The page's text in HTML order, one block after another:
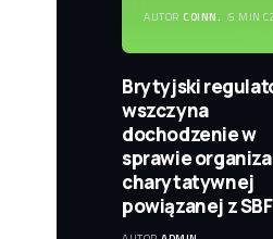
AUTOR COINN. 5 MIN
Brytyjski
wszczyna
dochodzenie w
sprawie
charytatywnej
powiązanej z SBF